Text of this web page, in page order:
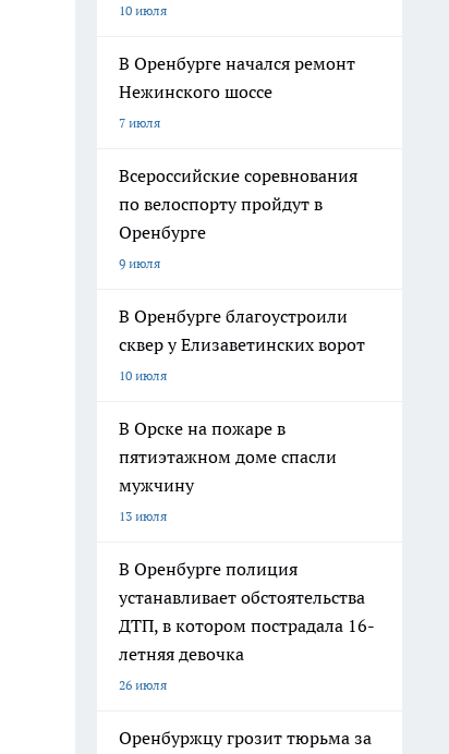
10 июля
В Оренбурге начался ремонт
Нежинского шоссе
7 июля
Всероссийские соревнования
по велоспорту пройдут в
Оренбурге
9 июля
В Оренбурге благоустроили
сквер у Елизаветинских ворот
10 июля
В Орске на пожаре в
пятиэтажном доме спасли
мужчину
13 июля
В Оренбурге полиция
устанавливает обстоятельства
ДТП, в котором пострадала 16-
летняя девочка
26 июля
Оренбуржцу грозит тюрьма за